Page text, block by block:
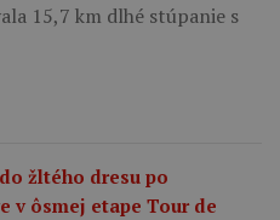
15,7 km dlhé stúpanie s
žltého dresu po
v ôsmej etape Tour de